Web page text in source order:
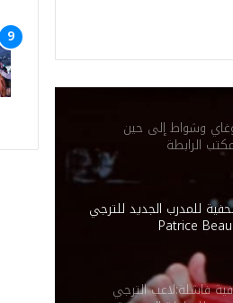
لحسم معركة صنداونز
وشواط إلى حين
الرابطة
للمدرب الجديد للترجي
فاشلة:لاعب الترجي